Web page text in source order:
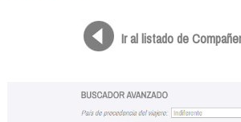
Ir al listado de